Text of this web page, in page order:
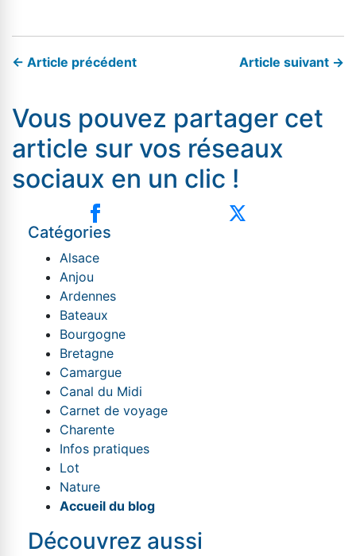
← Article précédent Article suivant →
Vous pouvez partager cet
article sur vos réseaux
sociaux en un clic !
Catégories
Alsace
Anjou
Ardennes
Bateaux
Bourgogne
Bretagne
Camargue
Canal du Midi
Carnet de voyage
Charente
Infos pratiques
Lot
Nature
Accueil du blog
Découvrez aussi